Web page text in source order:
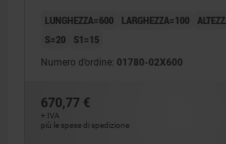
LUNGHEZZA=600 LARGHEZZA=100
S=20
S1=15
Numero d’ordine: 01780-02X600
670,77 €
+ IVA
più le spese di spedizione